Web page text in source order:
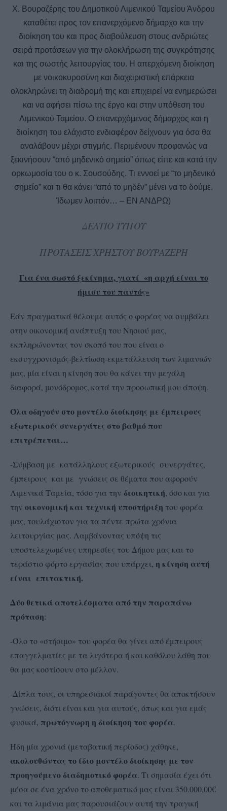
Χ. Βουραζέρης του Δημοτικού Λιμενικού Ταμείου Άνδρου
καταθέτει προς τον επανερχόμενο δήμαρχο και την
διοίκηση του και προς διαβούλευση στους ανδριώτες
σειρά προτάσεων για την ολοκλήρωση της συγκρότησης
και της σωστής λειτουργίας του. Η απερχόμενη διοίκηση
με νοικοκυροσύνη και διαχειριστική επάρκεια
ολοκληρώνει τη διαδρομή της και επιχειρεί να ενημερώσει
και να αφήσει πίσω της έργο και στην υπόθεση του
Λιμενικού Ταμείου. Ο επανερχόμενος δήμαρχος και η
διοίκηση του ελάχιστο ενδιαφέρον δείχνουν για όσα θα
αναλάβουν μέχρι στιγμής. Περιμένουν προφανώς να
ξεκινήσουν “από μηδενικό σημείο” όπως είπε και κατά την
ορκωμοσία του ο κ. Σουσούδης. Τι εννοεί με “το μηδενικό
σημείο” και τι θα κάνει “από το μηδέν” μένει να το δούμε.
Ίδωμεν λοιπόν… – ΕΝ ΑΝΔΡΩ)
ΔΕΛΤΙΟ ΤΥΠΟΥ
ΠΡΟΤΑΣΕΙΣ ΧΡΗΣΤΟΥ ΒΟΥΡΑΖΕΡΗ
Για ένα σωστό ξεκίνημα, γιατί «η αρχή είναι το
ήμισυ του παντός»
Εάν πραγματικά θέλουμε αυτός ο φορέας να συμβάλει
στην οικονομική ανάπτυξη του Νησιού μας,
εκπληρώνοντας τον σκοπό του που είναι ο
εκσυγχρονισμός-βελτίωση-εκμετάλλευση των λιμανιών
μας, μία είναι η κίνηση που θα κάνει την μεγάλη
διαφορά, μονόδρομος, κατά την προσωπική μου άποψη.
Όλα οδηγούν στο μοντέλο διοίκησης με έμπειρους
εξωτερικούς συνεργάτες στο βαθμό που
επιτρέπεται…
-Σύμβαση με κατάλληλους εξωτερικούς συνεργάτες,
έμπειρους και με γνώσεις σε θέματα που αφορούν
Λιμενικά Ταμεία, τόσο για την διοικητική, όσο και για
την οικονομική και τεχνική υποστήριξη του φορέα
μας, τουλάχιστον για τα πέντε πρώτα χρόνια
λειτουργίας μας. Λαμβάνοντας υπόψη τις
υποστελεχωμένες υπηρεσίες του Δήμου μας και το
τεράστιο φόρτο εργασίας που υπάρχει, η κίνηση αυτή
είναι επιτακτική.
Δύο θετικά αποτελέσματα από την παραπάνω
πρόταση:
-Όλο το «στήσιμο» του φορέα θα γίνει από έμπειρους
επαγγελματίες με τα λιγότερα ή και καθόλου λάθη που
θα μας κοστίσουν στο μέλλον.
-Δίπλα τους, οι υπηρεσιακοί παράγοντες θα αποκτήσουν
γνώσεις, διότι είναι και για αυτούς, όπως και για εμάς
φυσικά, πρωτόγνωρη η διοίκηση του φορέα.
Ήδη μία χρονιά (μεταβατική περίοδος) χάθηκε,
ακολουθώντας το ίδιο μοντέλο διοίκησης με τον
προηγούμενο διαδημοτικό φορέα. Τι σημασία έχει ότι
μέσα σε ένα χρόνο το αποθεματικό μας είναι 350.000,00€
και τα λιμάνια μας παρουσιάζουν αυτή την τραγική